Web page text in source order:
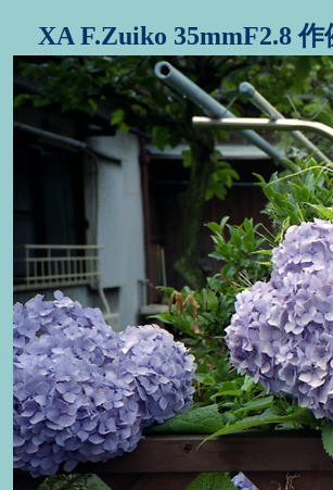
XA F.Zuiko 35mmF2.8 作